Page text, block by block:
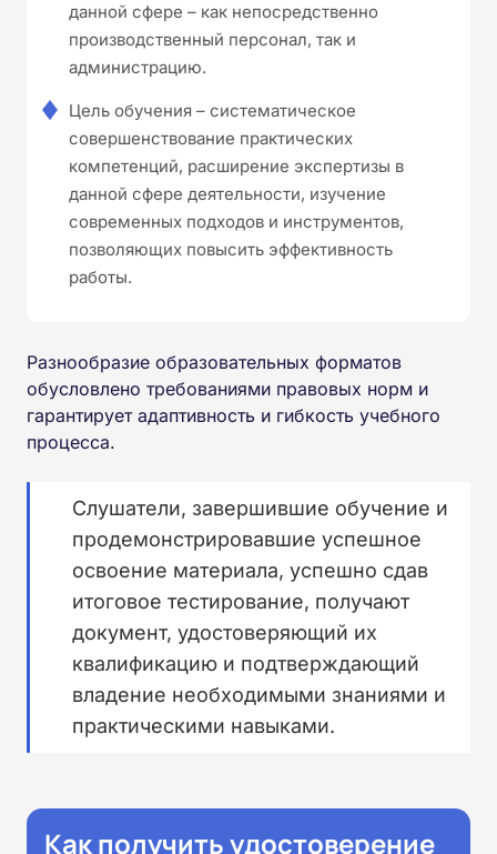
данной сфере – как непосредственно
производственный персонал, так и
администрацию.
Цель обучения – систематическое
совершенствование практических
компетенций, расширение экспертизы в
данной сфере деятельности, изучение
современных подходов и инструментов,
позволяющих повысить эффективность
работы.
Разнообразие образовательных форматов
обусловлено требованиями правовых норм и
гарантирует адаптивность и гибкость учебного
процесса.
Слушатели, завершившие обучение и
продемонстрировавшие успешное
освоение материала, успешно сдав
итоговое тестирование, получают
документ, удостоверяющий их
квалификацию и подтверждающий
владение необходимыми знаниями и
практическими навыками.
Как получить удостоверение